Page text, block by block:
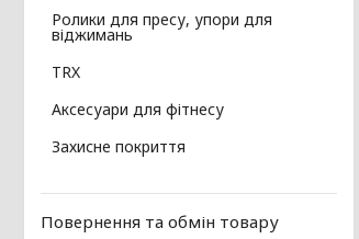
Ролики для пресу, упори для
віджимань
TRX
Аксесуари для фітнесу
Захисне покриття
Повернення та обмін товару